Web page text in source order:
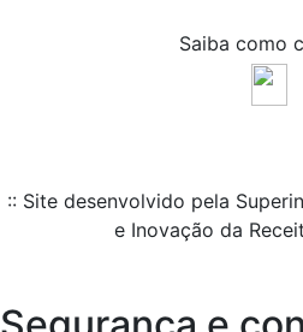
Saiba como
:: Site desenvolvido pela
e Inovação da